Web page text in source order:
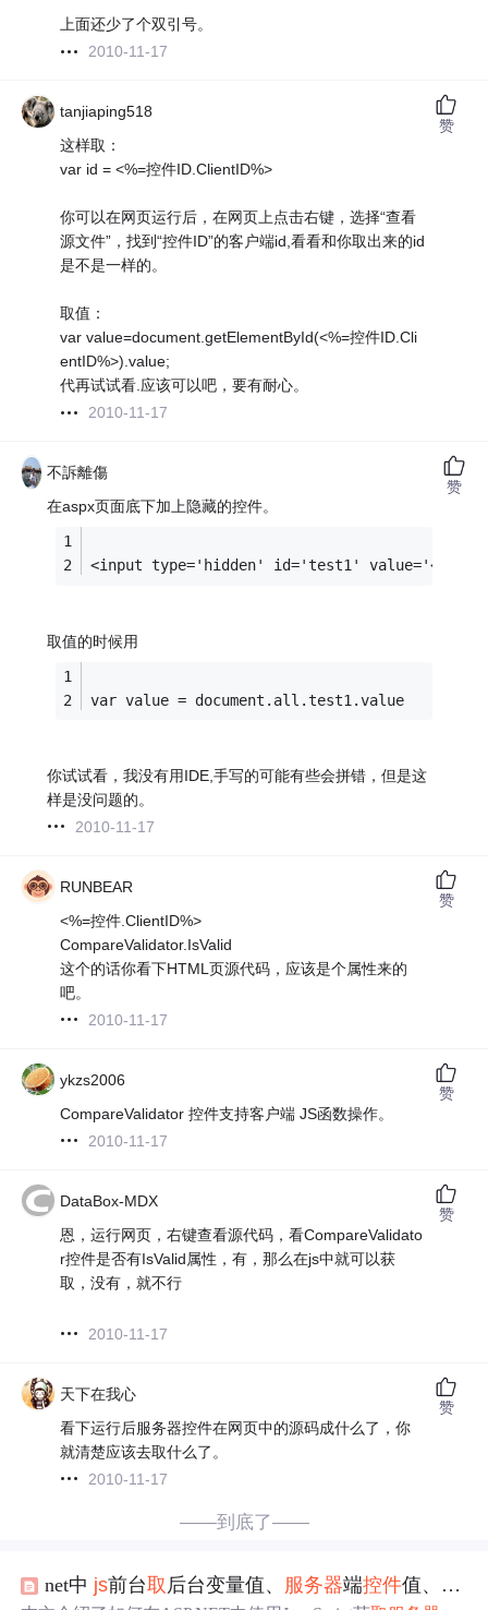
上面还少了个双引号。
2010-11-17
tanjiaping518
这样取：
var id = <%=控件ID.ClientID%>
你可以在网页运行后，在网页上点击右键，选择“查看
源文件”，找到“控件ID”的客户端id,看看和你取出来的id
是不是一样的。
取值：
var value=document.getElementById(<%=控件ID.Cli
entID%>).value;
代再试试看.应该可以吧，要有耐心。
2010-11-17
赞
不訴離傷
在aspx页面底下加上隐藏的控件。
<input type='hidden' id='test1'
取值的时候用
var value = document.all.test1.value
你试试看，我没有用IDE,手写的可能有些会拼错，但是这
样是没问题的。
2010-11-17
赞
RUNBEAR
<%=控件.ClientID%>
CompareValidator.IsValid
这个的话你看下HTML页源代码，应该是个属性来的
吧。
2010-11-17
赞
ykzs2006
CompareValidator 控件支持客户端 JS函数操作。
2010-11-17
赞
DataBox-MDX
恩，运行网页，右键查看源代码，看CompareValidato
r控件是否有IsValid属性，有，那么在js中就可以获
取，没有，就不行
2010-11-17
赞
天下在我心
看下运行后服务器控件在网页中的源码成什么了，你
就清楚应该去取什么了。
2010-11-17
赞
——到底了——
net中 js前台取 后台变量值、 服务器端控件值、用户